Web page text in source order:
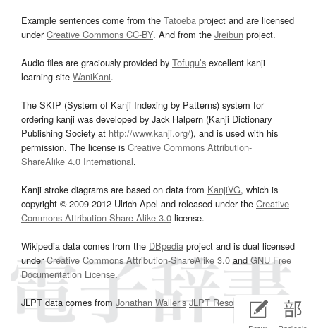
Example sentences come from the Tatoeba project and are licensed
underCreative Commons CC-BY. And from the Jreibun project.
Audio files are graciously provided by Tofugu’s excellent kanji
learning site WaniKani.
The SKIP (System of Kanji Indexing by Patterns) system for
ordering kanji was developed by Jack Halpern (Kanji Dictionary
Publishing Society at http://www.kanji.org/), and is used with his
permission. The license is Creative Commons Attribution-
ShareAlike 4.0 International.
Kanji stroke diagrams are based on data from KanjiVG, which is
copyright © 2009-2012 Ulrich Apel and released under the Creative
Commons Attribution-Share Alike 3.0 license.
Wikipedia data comes from the DBpedia project and is dual licensed
underCreative Commons Attribution-ShareAlike 3.0and GNU Free
Documentation License.
JLPT data comes from Jonathan Waller‘s JLPT Resourcespage.